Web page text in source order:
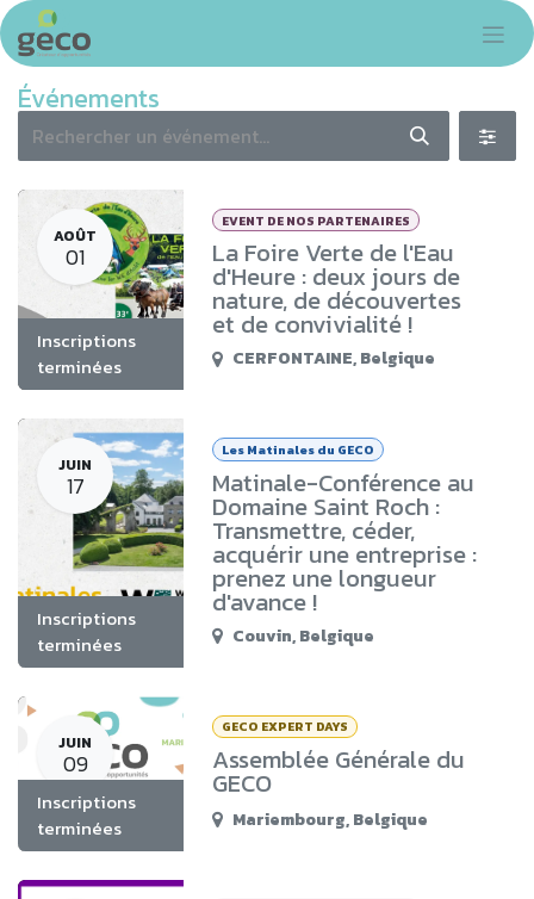
Se rendre au contenu
Événements
AOÛT
01
Inscriptions
terminées
EVENT DE NOS PARTENAIRES
La Foire Verte de l'Eau
d'Heure : deux jours de
nature, de découvertes
et de convivialité !
CERFONTAINE,Belgique
JUIN
17
Inscriptions
terminées
Les Matinales du GECO
Matinale-Conférence au
Domaine Saint Roch :
Transmettre, céder,
acquérir une entreprise :
prenez une longueur
d'avance !
Couvin,Belgique
JUIN
09
Inscriptions
terminées
GECO EXPERT DAYS
Assemblée Générale du
GECO
Mariembourg,Belgique